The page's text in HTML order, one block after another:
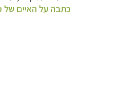
כתבה על האיים של